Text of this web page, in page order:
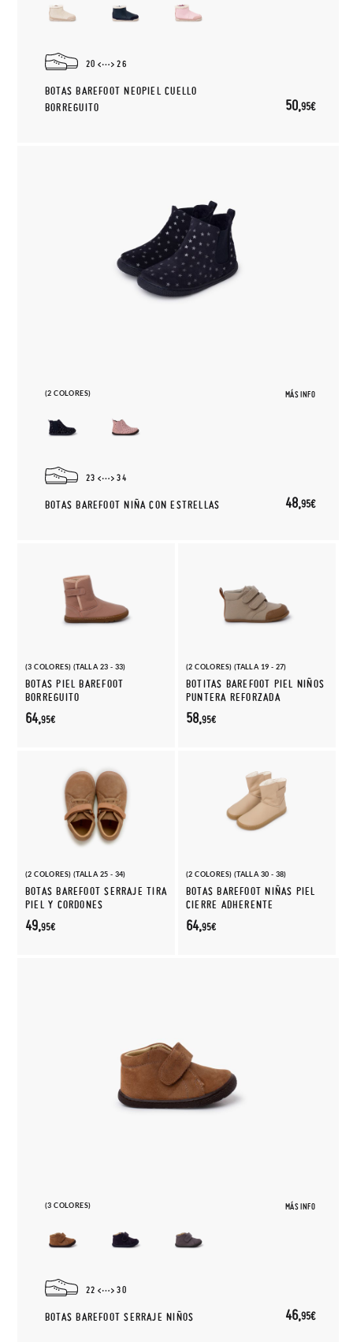
20 26
BOTAS BAREFOOT NEOPIEL CUELLO
BORREGUITO
50,95€
(2 COLORES) MÁS INFO
23 34
BOTAS BAREFOOT NIÑA CON ESTRELLAS 48,95€
(3 COLORES) (TALLA 23 - 33)
BOTAS PIEL BAREFOOT
BORREGUITO
64,95€
(2 COLORES) (TALLA 19 - 27)
BOTITAS BAREFOOT PIEL NIÑOS
PUNTERA REFORZADA
58,95€
(2 COLORES) (TALLA 25 - 34)
BOTAS BAREFOOT SERRAJE TIRA
PIEL Y CORDONES
49,95€
(2 COLORES) (TALLA 30 - 38)
BOTAS BAREFOOT NIÑAS PIEL
CIERRE ADHERENTE
64,95€
(3 COLORES) MÁS INFO
22 30
BOTAS BAREFOOT SERRAJE NIÑOS 46,95€